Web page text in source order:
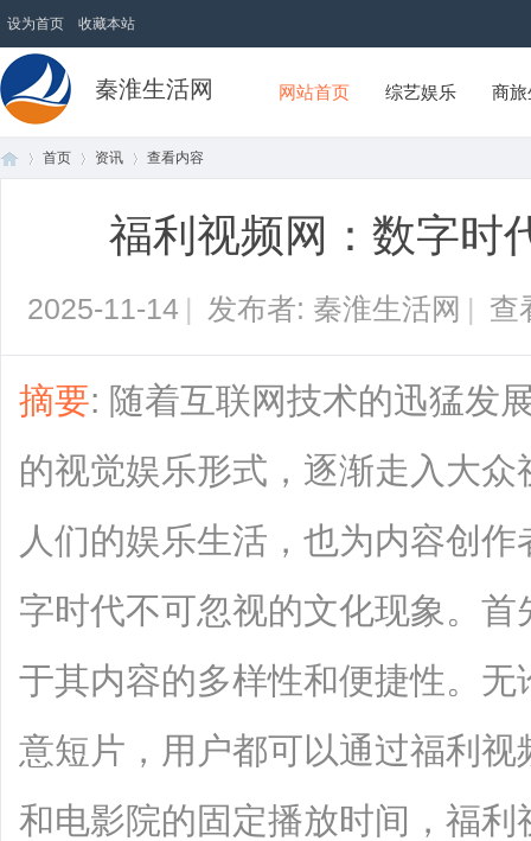
设为首页 收藏本站
秦淮生活网 网站首页 综艺娱乐 商
首页 资讯
›
查看内容
福利视频网：数字时
2025-11-14 | 发布者: 秦淮生活网 | 查
摘要: 随着互联网技术的迅猛发
的视觉娱乐形式，逐渐走入大
人们的娱乐生活，也为内容创
字时代不可忽视的文化现象。
于其内容的多样性和便捷性。
意短片，用户都可以通过福利
和电影院的固定播放时间，福利